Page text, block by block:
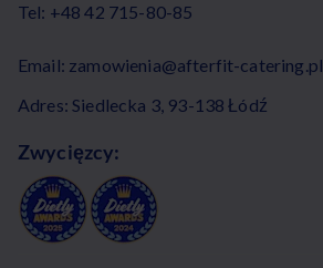
Tel: +48 42 715-80-85
Email: zamowienia@afterfit-catering.pl
Adres: Siedlecka 3, 93-138 Łódź
Zwycięzcy: